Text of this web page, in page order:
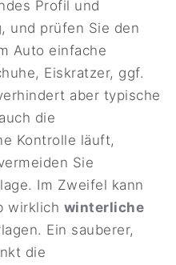
Profil und
und prüfen Sie den
Auto einfache
Eiskratzer, ggf.
aber typische
die
Kontrolle läuft,
Sie
Im Zweifel kann
wirklich winterliche
Ein sauberer,
die